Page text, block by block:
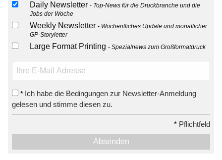
Daily Newsletter
Top-News für die Druckbranche und die
Jobs der Woche
Weekly Newsletter
Wöchentliches Update und monatlicher
GP-Storyletter
Large Format Printing Spezialnews zum Großformatdruck
* Ich habe die Bedingungen zur Newsletter-Anmeldung
gelesen und stimme diesen zu.
* Pflichtfeld
Absenden